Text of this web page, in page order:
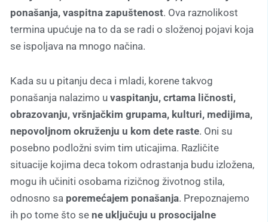
ponašanja, vaspitna zapuštenost. Ova raznolikost
termina upućuje na to da se radi o složenoj pojavi koja
se ispoljava na mnogo načina.
Kada su u pitanju deca i mladi, korene takvog
ponašanja nalazimo u vaspitanju, crtama ličnosti,
obrazovanju, vršnjačkim grupama, kulturi, medijima,
nepovoljnom okruženju u kom dete raste. Oni su
posebno podložni svim tim uticajima. Različite
situacije kojima deca tokom odrastanja budu izložena,
mogu ih učiniti osobama rizičnog životnog stila,
odnosno sa poremećajem ponašanja. Prepoznajemo
ih po tome što se ne uključuju u prosocijalne